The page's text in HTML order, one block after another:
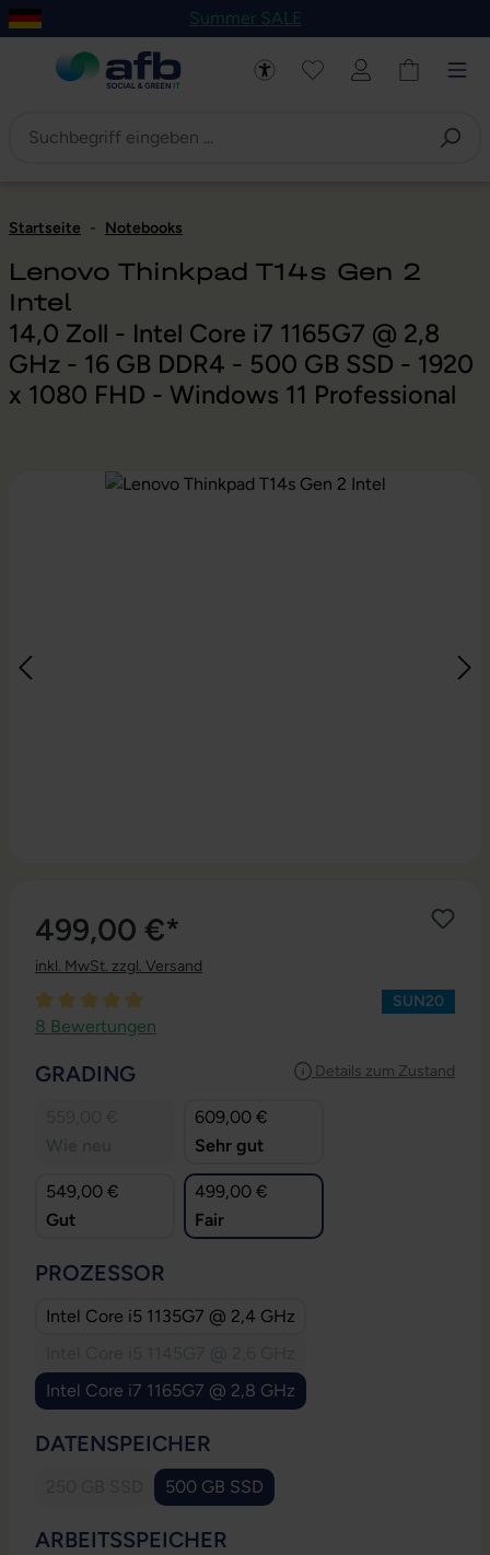
Hauptinhalt springen
Zur Navigation der B2B-Plattform springen
Summer SALE
Startseite - Notebooks
Lenovo Thinkpad T14s Gen 2
Intel
14,0 Zoll - Intel Core i7 1165G7 @ 2,8
GHz - 16 GB DDR4 - 500 GB SSD - 1920
x 1080 FHD - Windows 11 Professional
Bildergalerie überspringen
499,00 €*
inkl. MwSt. zzgl. Versand
Durchschnittliche Bewertung von 4.88 von 5 Sternen
8 Bewertungen
SUN20
Details zum Zustand
GRADING
609,00 €
Sehr gut
549,00 €
Gut
499,00 €
Fair
PROZESSOR
Intel Core i5 1135G7 @ 2,4 GHz
Intel Core i7 1165G7 @ 2,8 GHz
DATENSPEICHER
(Diese Option ist zurzeit nicht verfügbar.)
500 GB SSD
ARBEITSSPEICHER